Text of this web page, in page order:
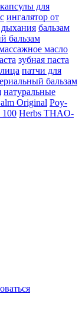
капсулы для
ингалятор от
дыхания бальзам
бальзам
масло
зубная паста
патчи для
бальзам
натуральные
Original Poy-
100 Herbs THAO-